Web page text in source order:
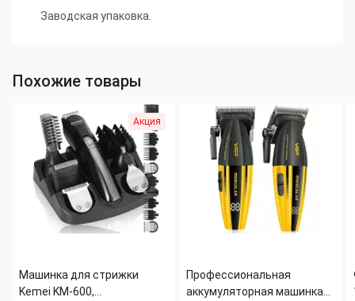
Заводская упаковка.
Похожие товары
Акция
Машинка для стрижки
Kemei KM-600,
Профессиональная
аккумуляторная машинка